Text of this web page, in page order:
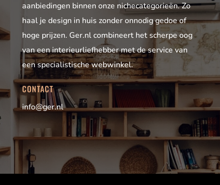
aanbiedingen binnen onze nichecategorieën. Zo
haal je design in huis zonder onnodig gedoe of
hoge prijzen. Ger.nl combineert het scherpe oog
van een interieurliefhebber met de service van
een specialistische webwinkel.
CONTACT
info@ger.nl